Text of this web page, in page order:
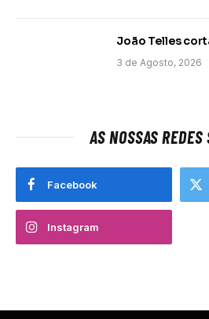
João Telles
3 de Agosto, 2026
AS NOSSAS
Facebook
Instagram